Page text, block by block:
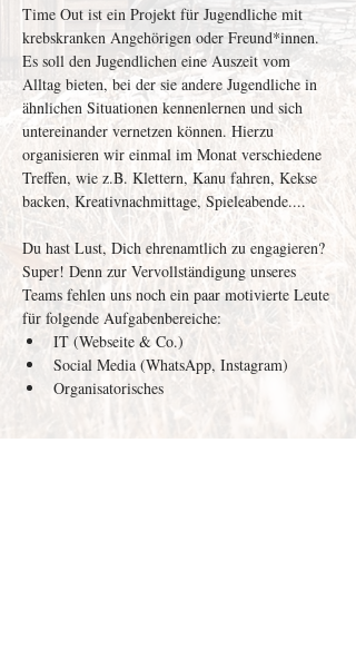
Time Out ist ein Projekt für Jugendliche mit
krebskranken Angehörigen oder Freund*innen.
Es soll den Jugendlichen eine Auszeit vom
Alltag bieten, bei der sie andere Jugendliche in
ähnlichen Situationen kennenlernen und sich
untereinander vernetzen können. Hierzu
organisieren wir einmal im Monat verschiedene
Treffen, wie z.B. Klettern, Kanu fahren, Kekse
backen, Kreativnachmittage, Spieleabende....
Du hast Lust, Dich ehrenamtlich zu engagieren?
Super! Denn zur Vervollständigung unseres
Teams fehlen uns noch ein paar motivierte Leute
für folgende Aufgabenbereiche:
IT (Webseite & Co.)
Social Media (WhatsApp, Instagram)
Organisatorisches